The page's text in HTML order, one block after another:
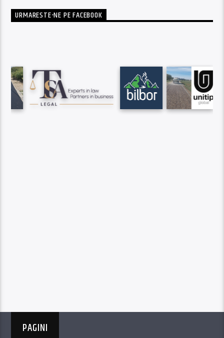
URMARESTE-NE PE FACEBOOK
PAGINI